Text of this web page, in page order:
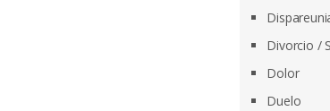
Divorcio /
Dolor
Duelo